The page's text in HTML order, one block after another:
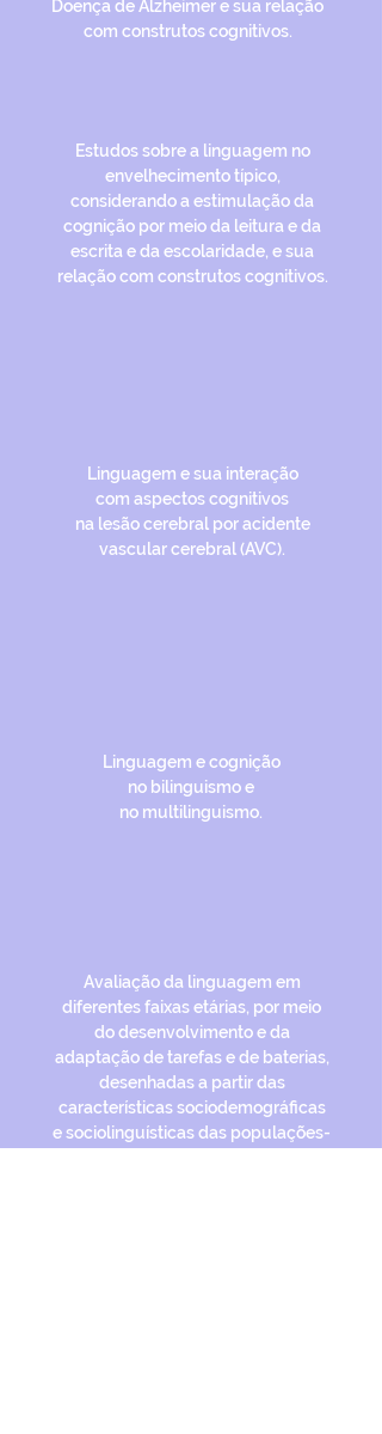
Doença de Alzheimer e sua relação
com construtos cognitivos.
Estudos sobre a linguagem no
envelhecimento típico,
considerando a estimulação da
cognição por meio da leitura e da
escrita e da escolaridade, e sua
relação com construtos cognitivos.
Linguagem e sua interação
com aspectos cognitivos
na lesão cerebral poracidente
vascular cerebral (AVC).
Linguagem e cognição
no bilinguismo e
no multilinguismo.
Avaliação da linguagem em
diferentes faixas etárias, por meio
do desenvolvimento e da
adaptação de tarefas e de baterias,
desenhadas a partir das
características sociodemográficas
e sociolinguísticas das populações-